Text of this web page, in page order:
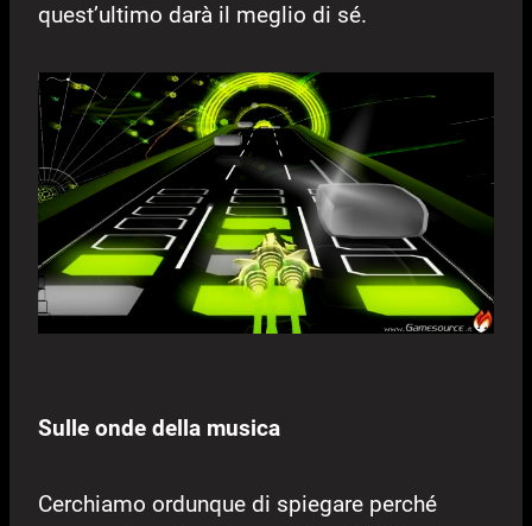
quest’ultimo darà il meglio di sé.
Sulle onde della musica
Cerchiamo ordunque di spiegare perché